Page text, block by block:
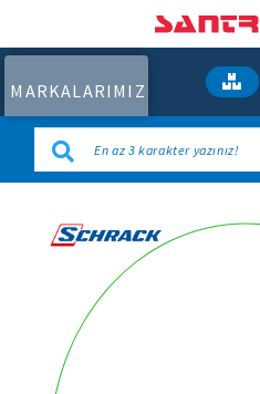
MARKALARIMIZ